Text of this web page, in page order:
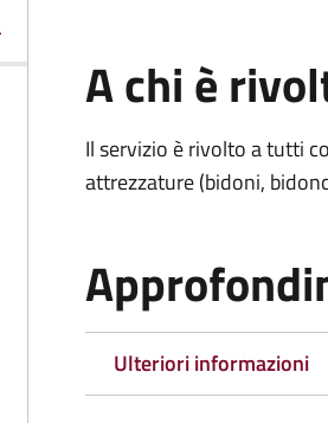
A chi è
Il servizio è rivolto a tutti
attrezzature (bidoni,
Ulteriori informazioni